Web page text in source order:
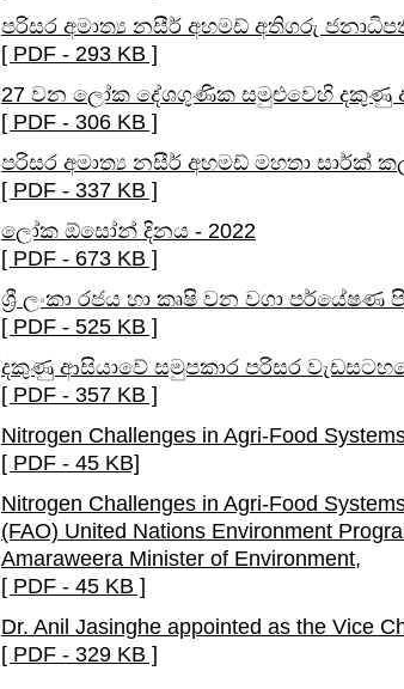
පරිසර අමාත්‍ය නසීර් අහමඩ් අතිගරු
[ PDF - 293 KB ]
27 වන ලෝක දේශගුණික සමුළුවෙහි දකුණු
[ PDF - 306 KB ]
පරිසර අමාත්‍ය නසීර් අහමඩ් මහතා සාර්ක්
[ PDF - 337 KB ]
ලෝක ඕසෝන් දිනය - 2022
[ PDF - 673 KB ]
ශ්‍රී ලංකා රජය හා කෘෂි වන වගා
[ PDF - 525 KB ]
දකුණු ආසියාවේ සමුපකාර පරිසර
[ PDF - 357 KB ]
Nitrogen Challenges in Agri-Food
[ PDF - 45 KB]
Nitrogen Challenges in Agri-Food
(FAO) United Nations Environment
Amaraweera Minister of Environment,
[ PDF - 45 KB ]
Dr. Anil Jasinghe appointed as the Vice
[ PDF - 329 KB ]